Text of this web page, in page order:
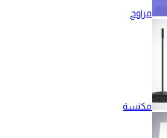
مراوح
مكنسة